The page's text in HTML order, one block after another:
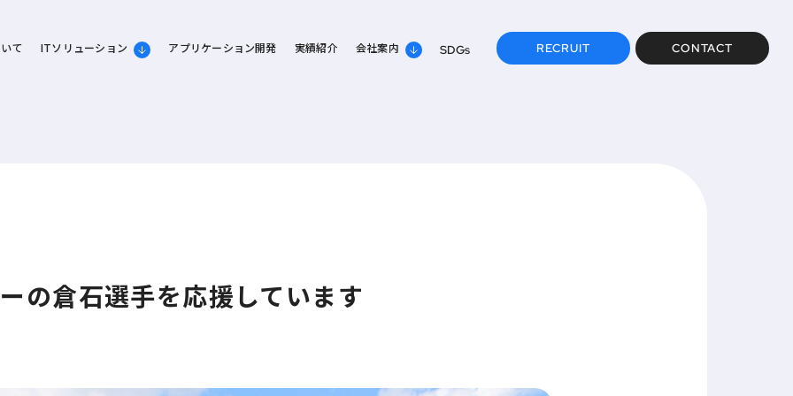
て ITソリューション アプリケーション開発 実績紹介 会社案内 SDGs RECRUIT CONTACT
の倉石選手を応援しています